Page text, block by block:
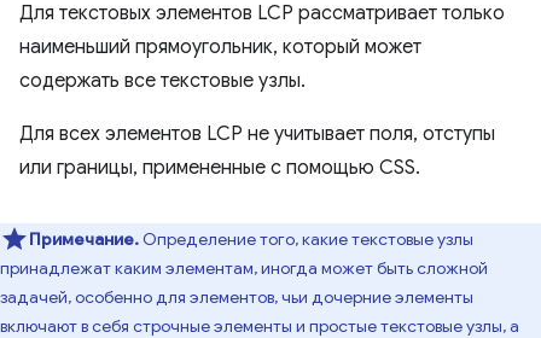
Для текстовых элементов LCP рассматривает только
наименьший прямоугольник, который может
содержать все текстовые узлы.
Для всех элементов LCP не учитывает поля, отступы
или границы, примененные с помощью CSS.
Примечание. Определение того, какие текстовые узлы
принадлежат каким элементам, иногда может быть сложной
задачей, особенно для элементов, чьи дочерние элементы
включают в себя строчные элементы и простые текстовые узлы, а